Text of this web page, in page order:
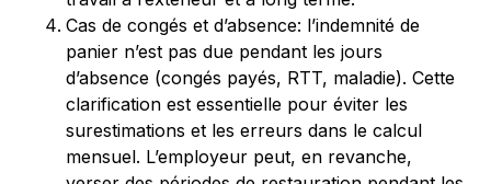
Cas de congés et d’absence: l’indemnité de
panier n’est pas due pendant les jours
d’absence (congés payés, RTT, maladie). Cette
clarification est essentielle pour éviter les
surestimations et les erreurs dans le calcul
mensuel. L’employeur peut, en revanche,